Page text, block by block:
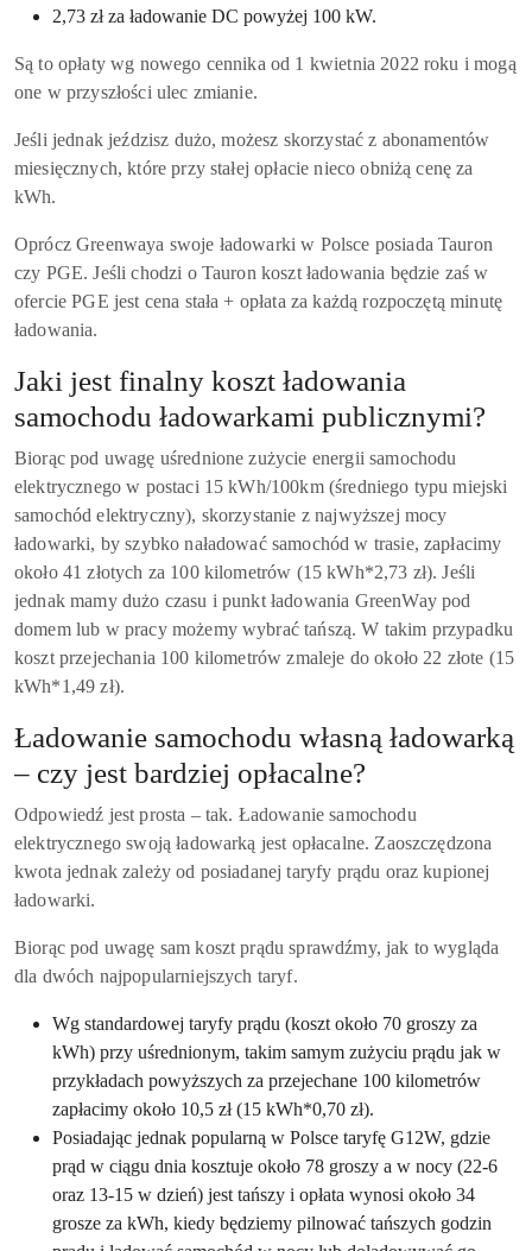
2,73 zł za ładowanie DC powyżej 100 kW.
Są to opłaty wg nowego cennika od 1 kwietnia 2022 roku i mogą
one w przyszłości ulec zmianie.
Jeśli jednak jeździsz dużo, możesz skorzystać z abonamentów
miesięcznych, które przy stałej opłacie nieco obniżą cenę za
kWh.
Oprócz Greenwaya swoje ładowarki w Polsce posiada Tauron
czy PGE. Jeśli chodzi o Tauron koszt ładowania będzie zaś w
ofercie PGE jest cena stała + opłata za każdą rozpoczętą minutę
ładowania.
Jaki jest finalny koszt ładowania
samochodu ładowarkami publicznymi?
Biorąc pod uwagę uśrednione zużycie energii samochodu
elektrycznego w postaci 15 kWh/100km (średniego typu miejski
samochód elektryczny), skorzystanie z najwyższej mocy
ładowarki, by szybko naładować samochód w trasie, zapłacimy
około 41 złotych za 100 kilometrów (15 kWh*2,73 zł). Jeśli
jednak mamy dużo czasu i punkt ładowania GreenWay pod
domem lub w pracy możemy wybrać tańszą. W takim przypadku
koszt przejechania 100 kilometrów zmaleje do około 22 złote (15
kWh*1,49 zł).
Ładowanie samochodu własną ładowarką
– czy jest bardziej opłacalne?
Odpowiedź jest prosta – tak. Ładowanie samochodu
elektrycznego swoją ładowarką jest opłacalne. Zaoszczędzona
kwota jednak zależy od posiadanej taryfy prądu oraz kupionej
ładowarki.
Biorąc pod uwagę sam koszt prądu sprawdźmy, jak to wygląda
dla dwóch najpopularniejszych taryf.
Wg standardowej taryfy prądu (koszt około 70 groszy za
kWh) przy uśrednionym, takim samym zużyciu prądu jak w
przykładach powyższych za przejechane 100 kilometrów
zapłacimy około 10,5 zł (15 kWh*0,70 zł).
Posiadając jednak popularną w Polsce taryfę G12W, gdzie
prąd w ciągu dnia kosztuje około 78 groszy a w nocy (22-6
oraz 13-15 w dzień) jest tańszy i opłata wynosi około 34
grosze za kWh, kiedy będziemy pilnować tańszych godzin